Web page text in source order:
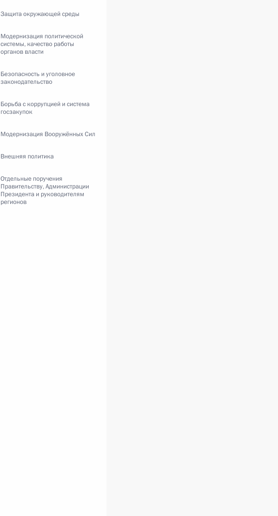
Защита окружающей среды
Модернизация политической
системы, качество работы
органов власти
Безопасность и уголовное
законодательство
Борьба с коррупцией и система
госзакупок
Модернизация Вооружённых Сил
Внешняя политика
Отдельные поручения
Правительству, Администрации
Президента и руководителям
регионов